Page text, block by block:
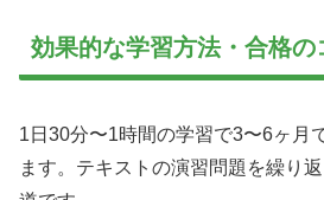
効果的な学習方法・合格の
1日30分〜1時間の学習で3〜6ヶ月
ます。テキストの演習問題を繰り